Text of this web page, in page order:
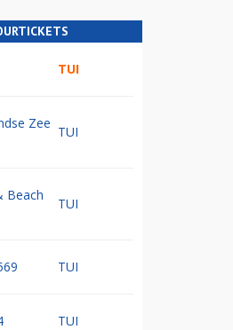
TUI
Zee
TUI
Beach
TUI
TUI
TUI